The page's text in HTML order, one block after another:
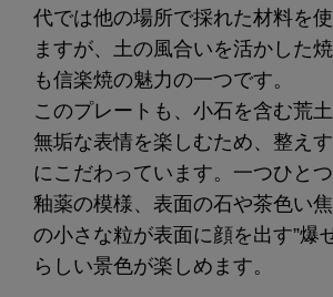
代では他の場所で採れた材料を
ますが、土の風合いを活かした
も信楽焼の魅力の一つです。
このプレートも、小石を含む荒
無垢な表情を楽しむため、整え
にこだわっています。一つひと
釉薬の模様、表面の石や茶色い
の小さな粒が表面に顔を出す”爆
らしい景色が楽しめます。